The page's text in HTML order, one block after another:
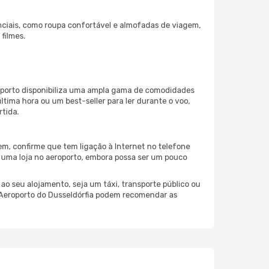
como roupa confortável e almofadas de viagem,
disponibiliza uma ampla gama de comodidades
hora ou um best-seller para ler durante o voo,
confirme que tem ligação à Internet no telefone
loja no aeroporto, embora possa ser um pouco
seu alojamento, seja um táxi, transporte público ou
do Dusseldórfia podem recomendar as